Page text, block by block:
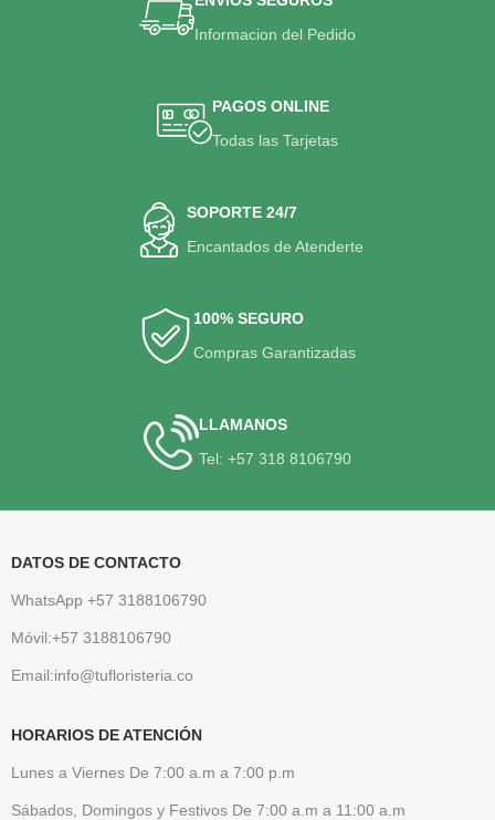
Informacion del Pedido
PAGOS ONLINE
Todas las Tarjetas
SOPORTE 24/7
Encantados de Atenderte
100% SEGURO
Compras Garantizadas
LLAMANOS
Tel: +57 318 8106790
DATOS DE CONTACTO
WhatsApp +57 3188106790
Móvil:+57 3188106790
Email:info@tufloristeria.co
HORARIOS DE ATENCIÓN
Lunes a Viernes De 7:00 a.m a 7:00 p.m
Sábados, Domingos y Festivos De 7:00 a.m a 11:00 a.m